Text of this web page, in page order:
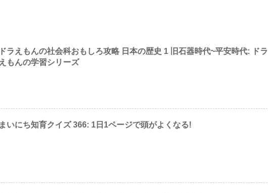
ドラえもんの社会科おもしろ攻略 日本の歴史 1 旧石器時代~平安時代: ドラ
えもんの学習シリーズ
まいにち知育クイズ 366: 1日1ページで頭がよくなる!